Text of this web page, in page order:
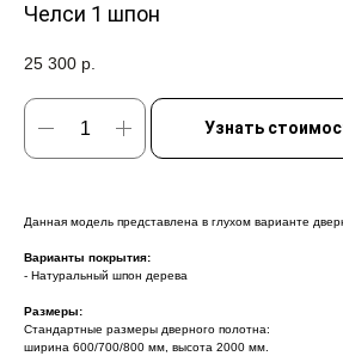
Челси 1 шпон
25 300 р.
Узнать
Данная модель представлена в глухом варианте
Варианты покрытия:
- Натуральный шпон дерева
Размеры:
Стандартные размеры дверного полотна:
ширина 600/700/800 мм, высота 2000 мм.